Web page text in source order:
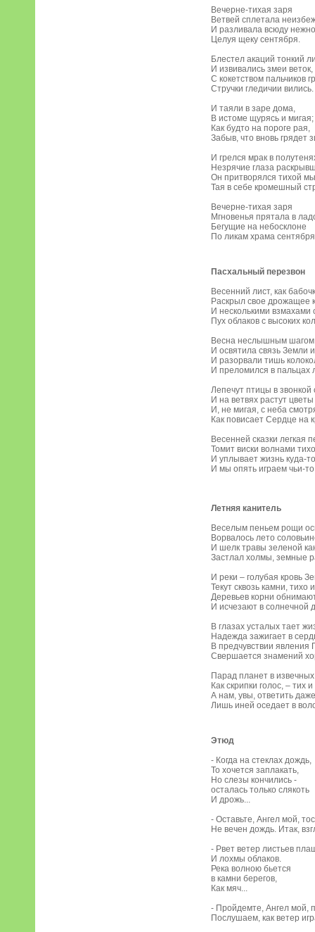
Вечерне-тихая заря
Ветвей сплетала
И разливала всюду
Целуя щеку сентября.
Блестел акаций тонкий
И извивались змеи веток,
С кокетством пальчиков
Стручки гледичии вились.
И таяли в заре дома,
В истоме щурясь и мигая;
Как будто на пороге рая,
Забыв, что вновь грядет
И грелся мрак в
Незрячие глаза
Он притворялся тихой
Тая в себе кромешный
Вечерне-тихая заря
Мгновенья прятала в
Бегущие на небосклоне
По ликам храма
Пасхальный перезвон
Весенний лист, как
Раскрыл свое дрожащее
И несколькими взмахами
Пух облаков с высоких
Весна неслышным
И освятила связь Земли
И разорвали тишь
И преломился в пальцах
Лепечут птицы в звонкой
И на ветвях растут цветы
И, не мигая, с неба
Как повисает Сердце на
Весенней сказки легкая
Томит виски волнами
И уплывает жизнь куда-
И мы опять играем чьи-
Летняя канитель
Веселым пеньем рощи
Ворвалось лето
И шелк травы зеленой
Застлал холмы, земные
И реки – голубая кровь
Текут сквозь камни, тихо
Деревьев корни
И исчезают в солнечной
В глазах усталых тает
Надежда зажигает в
В предчувствии явления
Свершается знамений
Парад планет в
Как скрипки голос, – тих
А нам, увы, ответить
Лишь иней оседает в
Этюд
- Когда на стеклах дождь,
То хочется заплакать,
Но слезы кончились -
осталась только слякоть
И дрожь...
- Оставьте, Ангел мой,
Не вечен дождь. Итак,
- Рвет ветер листьев
И лохмы облаков.
Река волною бьется
в камни берегов,
Как мяч...
- Пройдемте, Ангел мой,
Послушаем, как ветер